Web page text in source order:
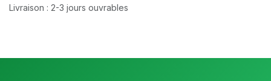
Livraison : 2-3 jours ouvrables